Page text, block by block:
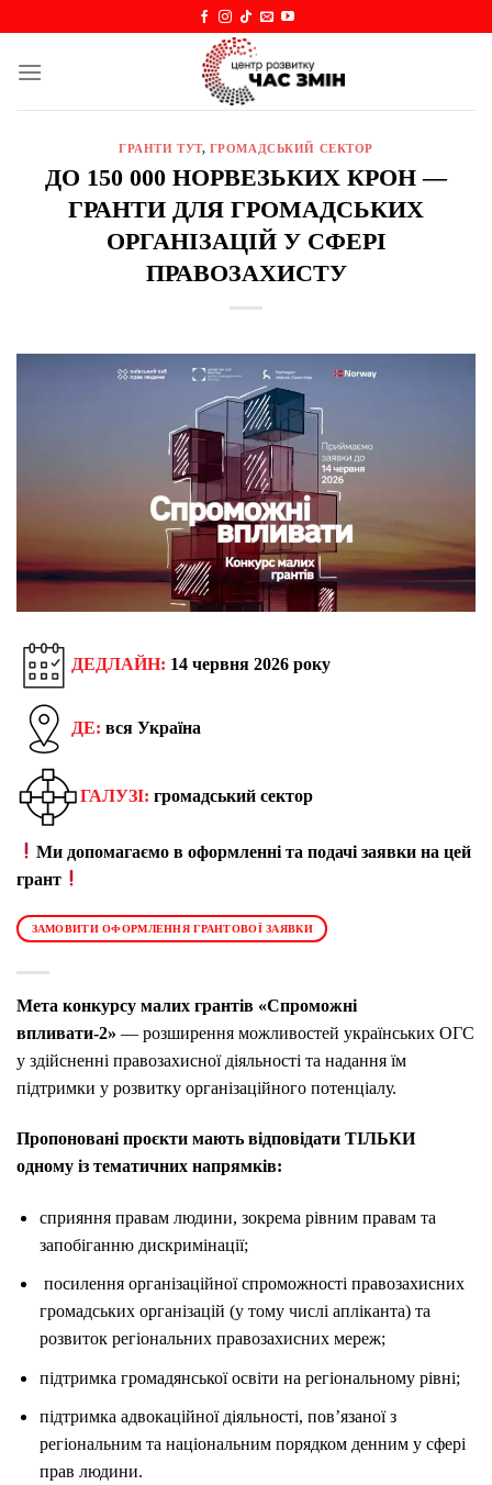
content
ГРАНТИ ТУТ, ГРОМАДСЬКИЙ СЕКТОР
ДО 150 000 НОРВЕЗЬКИХ КРОН —
ГРАНТИ ДЛЯ ГРОМАДСЬКИХ
ОРГАНІЗАЦІЙ У СФЕРІ
ПРАВОЗАХИСТУ
ДЕДЛАЙН: 14 червня 2026 року
ДЕ: вся Україна
ГАЛУЗІ: громадський сектор
Ми допомагаємо в оформленні та подачі заявки на цей
грант
ЗАМОВИТИ ОФОРМЛЕННЯ ГРАНТОВОЇ ЗАЯВКИ
Мета конкурсу малих грантів «Спроможні
впливати-2» — розширення можливостей українських ОГС
у здійсненні правозахисної діяльності та надання їм
підтримки у розвитку організаційного потенціалу.
Пропоновані проєкти мають відповідати ТІЛЬКИ
одному із тематичних напрямків:
сприяння правам людини, зокрема рівним правам та
запобіганню дискримінації;
посилення організаційної спроможності правозахисних
громадських організацій (у тому числі апліканта) та
розвиток регіональних правозахисних мереж;
підтримка громадянської освіти на регіональному рівні;
підтримка адвокаційної діяльності, пов’язаної з
регіональним та національним порядком денним у сфері
прав людини.